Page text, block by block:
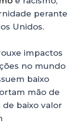
perante
Unidos.
impactos
no mundo
baixo
mão de
baixo valor